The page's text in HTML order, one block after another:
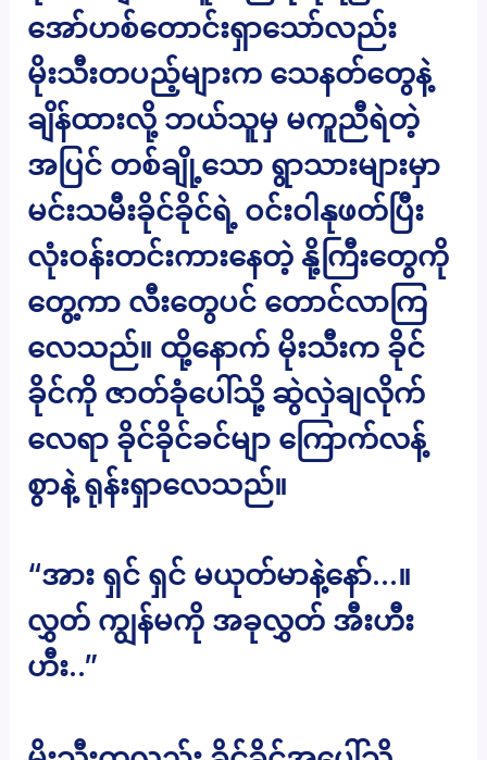
အော်ဟစ်တောင်းရှာသော်လည်း
မိုးသီးတပည့်များက သေနတ်တွေနဲ့
ချိန်ထားလို့ ဘယ်သူမှ မကူညီရဲတဲ့
အပြင် တစ်ချို့သော ရွာသားများမှာ
မင်းသမီးခိုင်ခိုင်ရဲ့ ဝင်းဝါနုဖတ်ပြီး
လုံးဝန်းတင်းကားနေတဲ့ နို့ကြီးတွေကို
တွေ့ကာ လီးတွေပင် တောင်လာကြ
လေသည်။ ထို့နောက် မိုးသီးက ခိုင်
ခိုင်ကို ဇာတ်ခုံပေါ်သို့ ဆွဲလှဲချလိုက်
လေရာ ခိုင်ခိုင်ခင်မျာ ကြောက်လန့်
စွာနဲ့ ရုန်းရှာလေသည်။
“အား ရှင် ရှင် မယုတ်မာနဲ့နော်…။
လွှတ် ကျွန်မကို အခုလွှတ် အီးဟီး
ဟီး..”